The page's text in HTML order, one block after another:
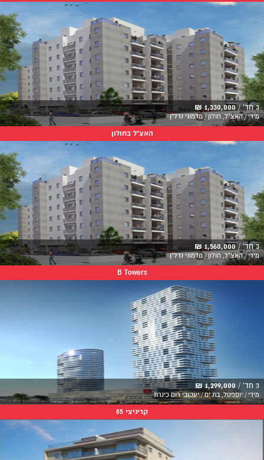
3 חד' / 1,330,000 ₪
מידי / האצ"ל, חולון / מדמוני נדל"ן
האצ"ל בחולון
3 חד' / 1,560,000 ₪
מידי / האצ"ל, חולון / מדמוני נדל"ן
B Towers
3 חד' / 1,299,000 ₪
מידי / יוספטל, בת ים / יעקובי רום כינרת
קריניצי 85